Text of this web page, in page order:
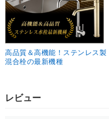
高品質＆高機能！ステンレス製
混合栓の最新機種
レビュー